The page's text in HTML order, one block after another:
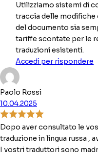
Utilizziamo sistemi di
traccia delle modifiche
del documento sia
tariffe scontate per le
traduzioni esistenti.
Accedi per rispondere
Paolo Rossi
10.04.2025
Dopo aver consultato le
traduzione in lingua russa ,
I vostri traduttori sono